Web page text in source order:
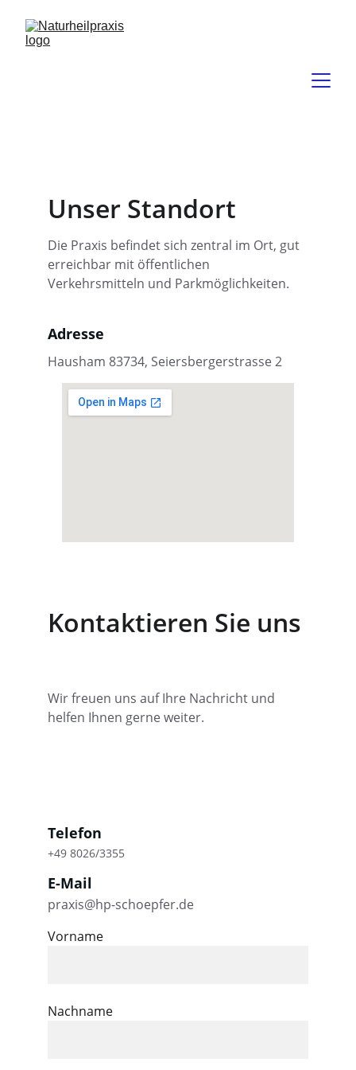
Unser Standort
Die Praxis befindet sich zentral im Ort, gut
erreichbar mit öffentlichen
Verkehrsmitteln und Parkmöglichkeiten.
Adresse
Hausham 83734, Seiersbergerstrasse 2
Kontaktieren Sie uns
Wir freuen uns auf Ihre Nachricht und
helfen Ihnen gerne weiter.
Telefon
+49 8026/3355
E-Mail
praxis@hp-schoepfer.de
Vorname
Nachname